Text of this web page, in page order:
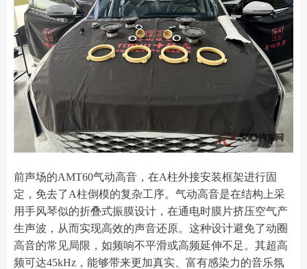
前声场的AMT60气动高音，在A柱外接安装框架进行固
定，免去了A柱倒模的复杂工序。气动高音是在结构上采
用手风琴似的折叠式振膜设计，在通电时膜片挤压空气产
生声波，从而实现高效的声音还原。这种设计避免了动圈
高音的常见局限，如频响不平滑或高频延伸不足。其超高
频可达45kHz，能够带来更加真实、富有感染力的音乐氛